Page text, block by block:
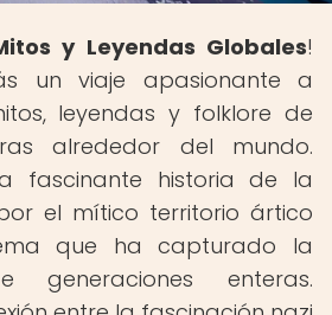
y Leyendas Globales!
un viaje apasionante a
leyendas y folklore de
alrededor del mundo.
fascinante historia de la
el mítico territorio ártico
que ha capturado la
generaciones enteras.